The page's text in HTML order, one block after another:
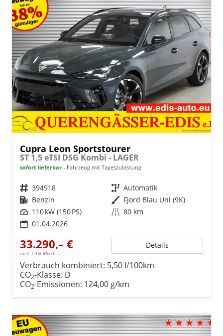
Cupra Leon Sportstourer
ST 1,5 eTSI DSG Kombi - LAGER
sofort lieferbar Fahrzeug mit Tageszulassung
Fahrzeugnr. 394918 Getriebe Automatik
Kraftstoff Benzin Außenfarbe Fjord Blau Uni (9K)
Leistung 110 kW (150 PS) Kilometerstand 80 km
01.04.2026
33.290,– €
incl. 19% MwSt.
Details
Verbrauch kombiniert: 5,50 l/100km
CO2-Klasse: D
CO2-Emissionen: 124,00 g/km